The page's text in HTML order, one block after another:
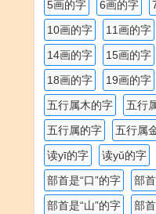
5画的字 6画的字
10画的字
11画的字
14画的字
15画的字
18画的字
19画的字
五行属木的字
五行
五行属的字
五行属
读yī的字
读yǔ的字
部首是“口”的字
部
部首是“山”的字
部